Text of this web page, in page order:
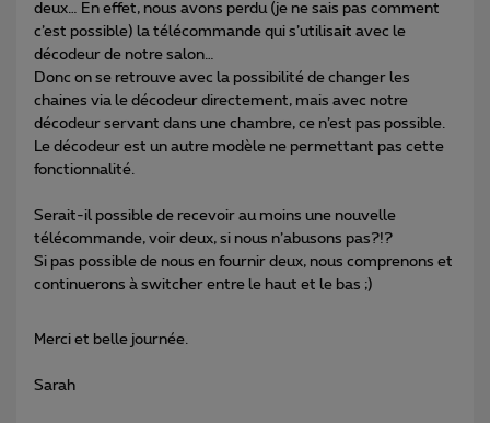
deux… En effet, nous avons perdu (je ne sais pas comment
c’est possible) la télécommande qui s’utilisait avec le
décodeur de notre salon…
Donc on se retrouve avec la possibilité de changer les
chaines via le décodeur directement, mais avec notre
décodeur servant dans une chambre, ce n’est pas possible.
Le décodeur est un autre modèle ne permettant pas cette
fonctionnalité.
Serait-il possible de recevoir au moins une nouvelle
télécommande, voir deux, si nous n’abusons pas?!?
Si pas possible de nous en fournir deux, nous comprenons et
continuerons à switcher entre le haut et le bas ;)
Merci et belle journée.
Sarah